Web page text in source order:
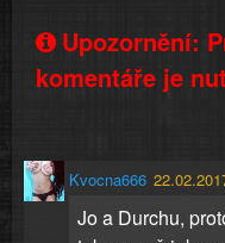
Upozornění:
komentáře je
Kvocna666
Jo a Durchu,